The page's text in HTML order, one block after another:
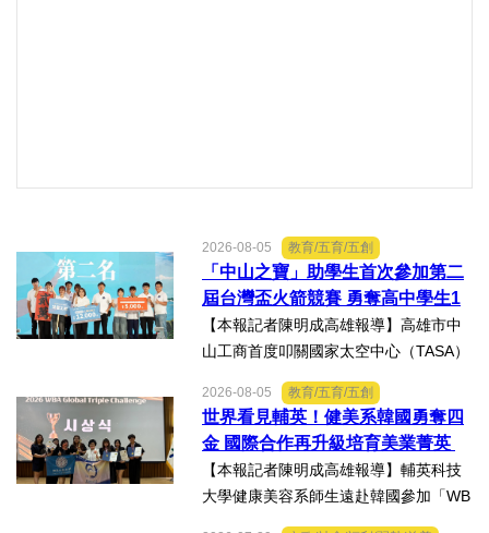
2026-08-05 教育/五育/五創
「中山之寶」助學生首次參加第二
屆台灣盃火箭競賽 勇奪高中學生1
K組亞軍
【本報記者陳明成高雄報導】高雄市中
山工商首度叩關國家太空中心（TASA）
主辦的「2026第二屆台灣盃火箭競賽，
一路過關斬將，順利完成火箭發射，並
將全箭完整回收，勇奪高中學生1K組亞
軍，表現亮眼。陳國清...
2026-08-05 教育/五育/五創
世界看見輔英！健美系韓國勇奪四
金 國際合作再升級培育美業菁英
【本報記者陳明成高雄報導】輔英科技
大學健康美容系師生遠赴韓國參加「WB
AA第25屆世界美容藝術與設計國際大